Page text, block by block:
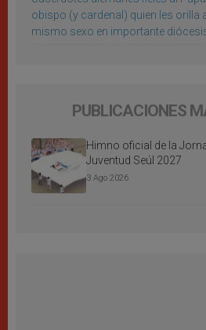
obispo (y cardenal) quien les orilla
mismo sexo en importante
PUBLICACIONES
Himno oficial de la
Juventud Seúl 2027
3 Ago 2026